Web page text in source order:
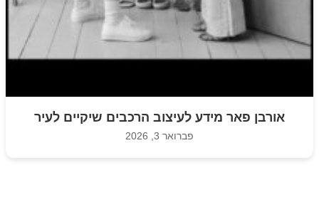
אורבן פאר מידע לעיצוב הרכבים שיקיים לעיר
פברואר 3, 2026